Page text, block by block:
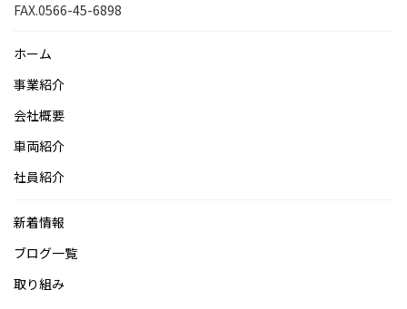
FAX.0566-45-6898
ホーム
事業紹介
会社概要
車両紹介
社員紹介
新着情報
ブログ一覧
取り組み